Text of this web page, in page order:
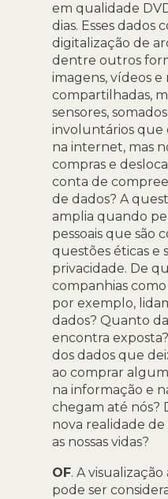
em qualidade
dias. Esses dados
digitalização de
dentre outros
imagens, vídeos e
compartilhadas,
sensores,
involuntários que
na internet, mas
compras e
conta de
de dados? A
amplia quando
pessoais que são
questões éticas e
privacidade. De
companhias
por exemplo,
dados? Quanto
encontra
dos dados que
ao comprar
na informação e
chegam até nós?
nova realidade
as nossas vidas?
OF. A
pode ser